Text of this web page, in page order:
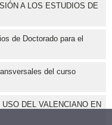
A LOS ESTUDIOS DE
de Doctorado para el
del curso
DEL VALENCIANO EN